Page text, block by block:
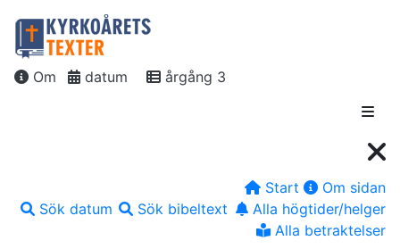
Om datum årgång 3
Start
Om sidan
Sök datum
Sök bibeltext
Alla högtider/helger
Alla betraktelser